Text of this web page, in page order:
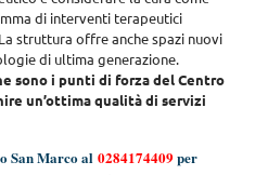
di interventi terapeutici
struttura offre anche spazi nuovi
di ultima generazione.
sono i punti di forza del Centro
un’ottima qualità di servizi
San Marco al 0284174409per